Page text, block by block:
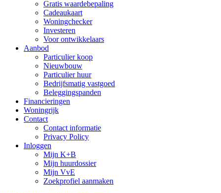
Gratis waardebepaling
Cadeaukaart
Woningchecker
Investeren
Voor ontwikkelaars
Aanbod
Particulier koop
Nieuwbouw
Particulier huur
Bedrijfsmatig vastgoed
Beleggingspanden
Financieringen
Woningrijk
Contact
Contact informatie
Privacy Policy
Inloggen
Mijn K+B
Mijn huurdossier
Mijn VvE
Zoekprofiel aanmaken